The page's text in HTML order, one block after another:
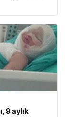
9 aylık